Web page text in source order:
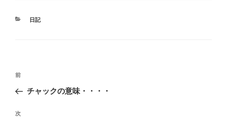
カ
日記
投
ナ
ビ
前
の
稿
前
チャックの意味・・・・
次
次